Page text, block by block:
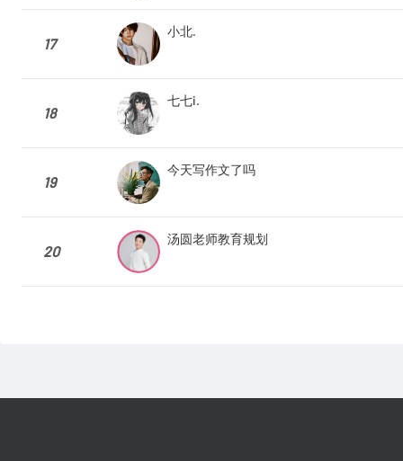
17
小北.
18
七七i.
19
今天写作文了吗
20
汤圆老师教育规划